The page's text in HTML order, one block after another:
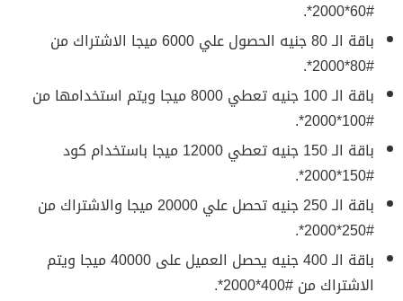
#60*2000*.
باقة الـ 80 جنيه الحصول علي 6000 ميجا الاشتراك من
#80*2000*.
باقة الـ 100 جنيه تعطي 8000 ميجا ويتم استخدامها من
#100*2000*.
باقة الـ 150 جنيه تعطي 12000 ميجا باستخدام كود
#150*2000*.
باقة الـ 250 جنيه تحصل علي 20000 ميجا والاشتراك من
#250*2000*.
باقة الـ 400 جنيه يحصل العميل على 40000 ميجا ويتم
الاشتراك من #400*2000*.